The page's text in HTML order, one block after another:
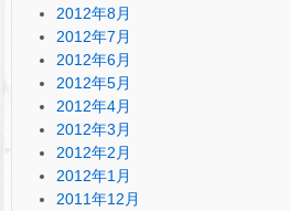
2012年8月
2012年7月
2012年6月
2012年5月
2012年4月
2012年3月
2012年2月
2012年1月
2011年12月